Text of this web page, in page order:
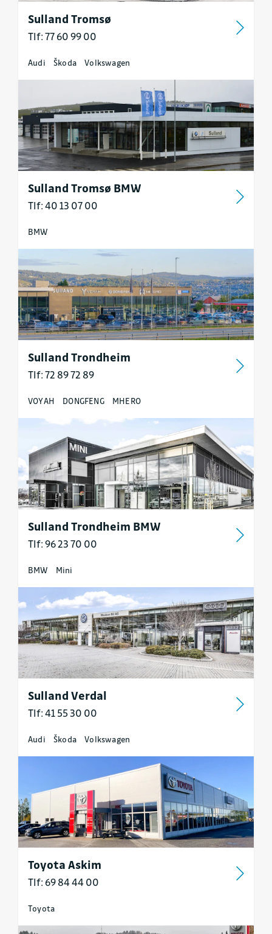
Sulland Tromsø
Tlf: 77 60 99 00
Audi Škoda Volkswagen
Sulland Tromsø BMW
Tlf: 40 13 07 00
BMW
Sulland Trondheim
Tlf: 72 89 72 89
VOYAH DONGFENG MHERO
Sulland Trondheim BMW
Tlf: 96 23 70 00
BMW Mini
Sulland Verdal
Tlf: 41 55 30 00
Audi Škoda Volkswagen
Toyota Askim
Tlf: 69 84 44 00
Toyota